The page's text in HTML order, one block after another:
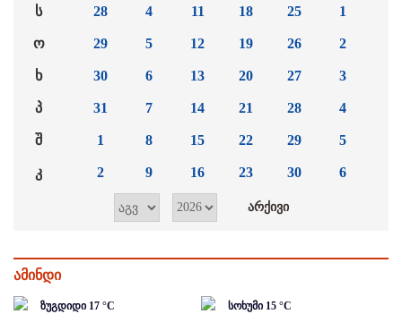
ს
ო
ხ
პ
შ
კ
28
29
30
31
1
2
4
5
6
7
8
9
11
12
13
14
15
16
18
19
20
21
22
23
25
26
27
28
29
30
1
2
3
4
5
6
ამინდი
ზუგდიდი 17 °C სოხუმი 15 °C